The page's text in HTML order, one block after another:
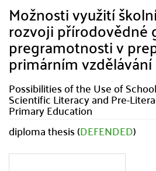
Možnosti využití
rozvoji přírodovědné
pregramotnosti v
primárním vzdělávání
Possibilities of the Use of
Scientific Literacy and Pre-
Primary Education
diploma thesis (DEFENDED)